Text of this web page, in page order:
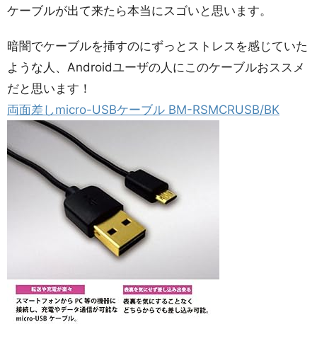
ケーブルが出て来たら本当にスゴいと思います。
暗闇でケーブルを挿すのにずっとストレスを感じていた
ような人、Androidユーザの人にこのケーブルおススメ
だと思います！
両面差しmicro-USBケーブル BM-RSMCRUSB/BK